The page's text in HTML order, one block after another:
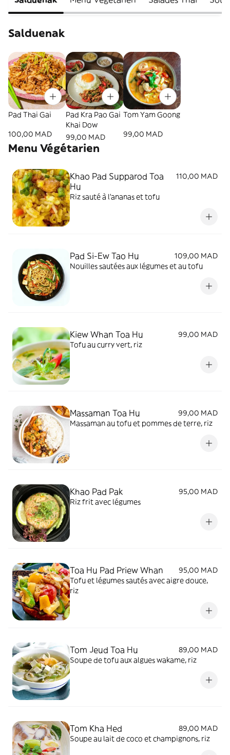
Salduenak
Pad Thai Gai
100,00 MAD
Pad Kra Pao Gai
Khai Dow
99,00 MAD
Tom Yam Goong
99,00 MAD
Menu Végétarien
Khao Pad Supparod Toa
Hu
110,00 MAD
Riz sauté à l’ananas et tofu
Pad Si-Ew Tao Hu
109,00 MAD
Nouilles sautées aux légumes et au tofu
Kiew Whan Toa Hu
99,00 MAD
Tofu au curry vert, riz
Massaman Toa Hu
99,00 MAD
Massaman au tofu et pommes de terre, riz
Khao Pad Pak
95,00 MAD
Riz frit avec légumes
Toa Hu Pad Priew Whan
95,00 MAD
Tofu et légumes sautés avec aigre douce,
riz
Tom Jeud Toa Hu
89,00 MAD
Soupe de tofu aux algues wakame, riz
Tom Kha Hed
89,00 MAD
Soupe au lait de coco et champignons, riz